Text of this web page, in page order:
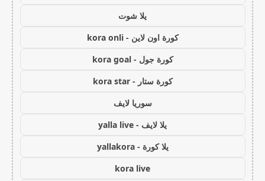
يلا شوت
كورة اون لاين - kora onli
كورة جول - kora goal
كورة ستار - kora star
سوريا لايف
يلا لايف - yalla live
يلا كورة - yallakora
kora live